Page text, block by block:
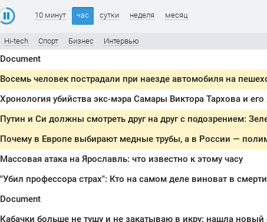
10 минут час сутки неделя месяц
Hi-tech Спорт Бизнес Интервью
Document
Восемь человек пострадали при наезде автомобиля на
Почему в Европе выбирают медные трубы, а в России —
Массовая атака на Ярославль: что известно к этому часу
Document